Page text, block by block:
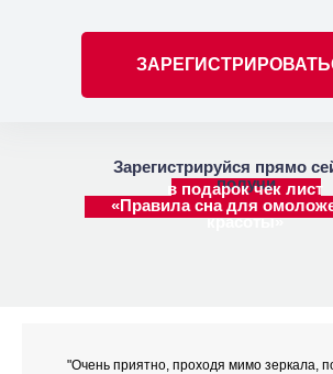
Зарегистрируйся прямо
получи
в подарок чек лист
«Правила сна для
красоты»
"Очень приятно, проходя мимо зеркала,